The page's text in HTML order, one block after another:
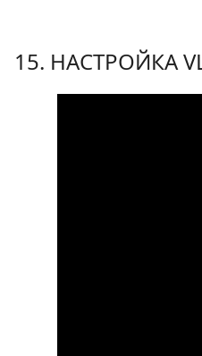
15. НАСТРОЙКА